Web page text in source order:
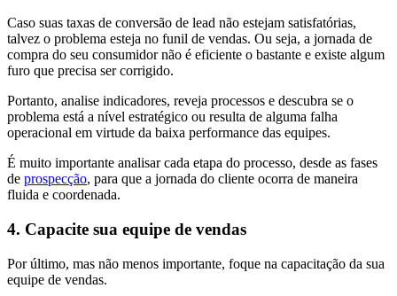
Caso suas taxas de conversão de lead não estejam satisfatórias,
talvez o problema esteja no funil de vendas. Ou seja, a jornada de
compra do seu consumidor não é eficiente o bastante e existe algum
furo que precisa ser corrigido.
Portanto, analise indicadores, reveja processos e descubra se o
problema está a nível estratégico ou resulta de alguma falha
operacional em virtude da baixa performance das equipes.
É muito importante analisar cada etapa do processo, desde as fases
de prospecção, para que a jornada do cliente ocorra de maneira
fluida e coordenada.
4. Capacite sua equipe de vendas
Por último, mas não menos importante, foque na capacitação da sua
equipe de vendas.